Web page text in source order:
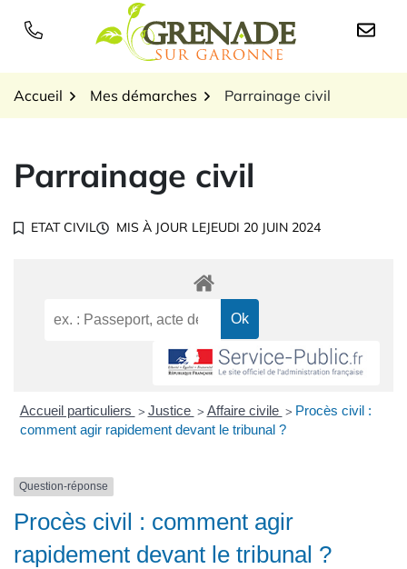
Logo Grenade sur
Accueil Mes démarches Parrainage civil
Parrainage civil
ETAT CIVIL MIS À JOUR LEJEUDI 20 JUIN 2024
Accueil particuliers > Justice > Affaire civile > Procès civil :
comment agir rapidement devant le tribunal ?
Question-réponse
Procès civil : comment agir
rapidement devant le tribunal ?